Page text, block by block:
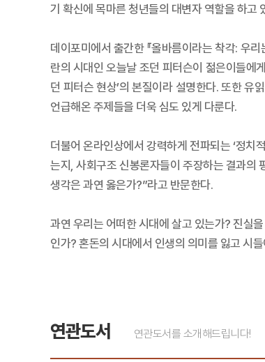
기 확신에 목마른 청년들의 대변자 역할을 하고
데이포미에서 출간한 『올바름이라는 착각: 우
란의 시대인 오늘날 조던 피터슨이 젊은이들에
던 피터슨 현상’의 본질이라 설명한다. 또한
언급해온 주제들을 더욱 심도 있게 다룬다.
더불어 온라인상에서 강력하게 전파되는 ‘정치
는지, 사회구조 신봉론자들이 주장하는 결과의
생각은 과연 옳은가?”라고 반문한다.
과연 우리는 어떠한 시대에 살고 있는가? 진실
인가? 혼돈의 시대에서 인생의 의미를 잃고 시
연관도서 연관도서를 소개해드립니다!